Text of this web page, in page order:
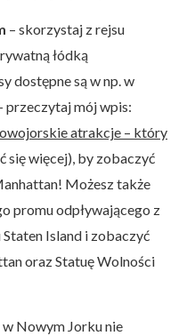
– skorzystaj z rejsu
łódką
dostępne są w np. w
przeczytaj mój wpis:
atrakcje – który
się więcej), by zobaczyć
Możesz także
promu odpływającego z
Island i zobaczyć
oraz Statuę Wolności
w Nowym Jorku nie